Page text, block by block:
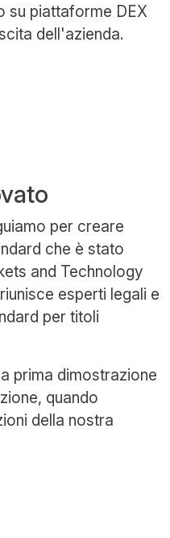
su piattaforme DEX
dell'azienda.
per creare
che è stato
and Technology
esperti legali e
per titoli
prima dimostrazione
quando
della nostra